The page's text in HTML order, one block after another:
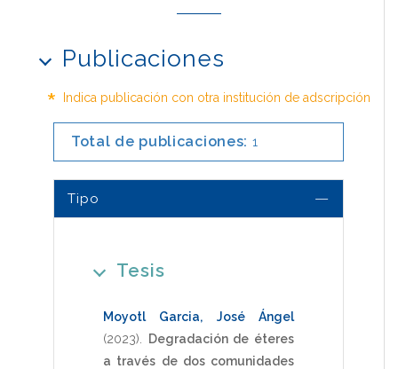
Publicaciones
* Indica publicación con otra institución de adscripción
Total de publicaciones: 1
Tipo
Tesis
Moyotl Garcia, José Ángel
(2023)
Degradación de éteres
a través de dos comunidades